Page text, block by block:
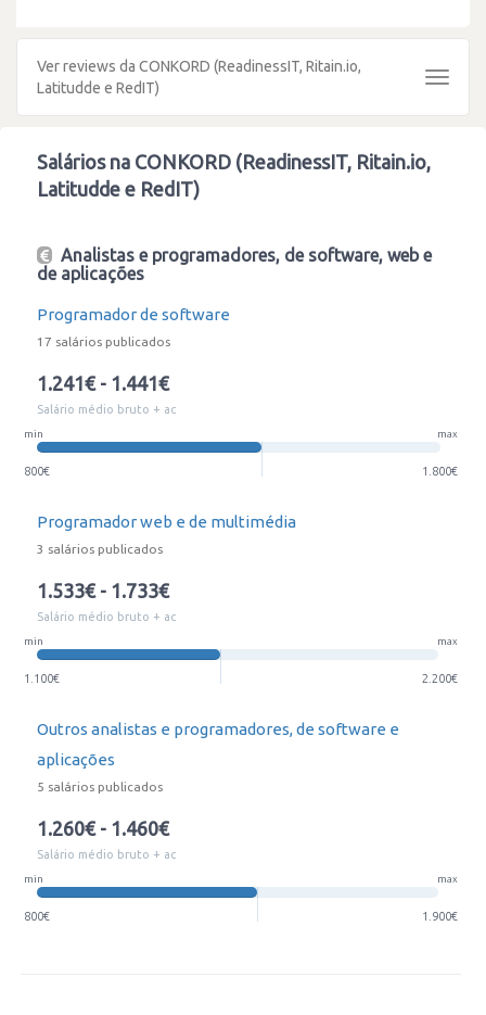
Ver reviews da CONKORD (ReadinessIT, Ritain.io,
Latitudde e RedIT)
Toggle
Salários na CONKORD (ReadinessIT, Ritain.io,
Latitudde e RedIT)
Analistas e programadores, de software, web e
de aplicações
Programador de software
17 salários publicados
1.241€ - 1.441€
Salário médio bruto + ac
min max
800€ 1.800€
Programador web e de multimédia
3 salários publicados
1.533€ - 1.733€
Salário médio bruto + ac
min max
1.100€ 2.200€
Outros analistas e programadores, de software e
aplicações
5 salários publicados
1.260€ - 1.460€
Salário médio bruto + ac
min max
800€ 1.900€